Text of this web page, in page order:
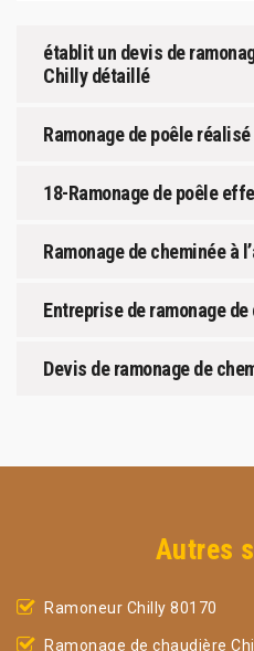
établit un devis de
Chilly détaillé
Ramonage de poêle
18-Ramonage de poêle
Ramonage de cheminée à
Entreprise de ramonage
Devis de ramonage de
Autres
Ramoneur Chilly 80170
Ramonage de chaudière